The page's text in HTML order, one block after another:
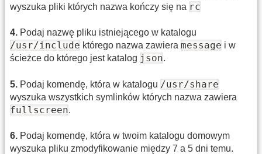
wyszuka pliki których nazwa kończy się na rc
4. Podaj nazwę pliku istniejącego w katalogu
/usr/include którego nazwa zawiera message i w
ścieżce do którego jest katalog json.
5. Podaj komendę, która w katalogu /usr/share
wyszuka wszystkich symlinków których nazwa zawiera
fullscreen.
6. Podaj komendę, która w twoim katalogu domowym
wyszuka pliku zmodyfikowanie między 7 a 5 dni temu.